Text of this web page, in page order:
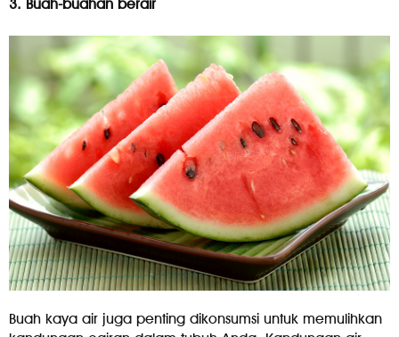
3. Buah-buahan berair
Buah kaya air juga penting dikonsumsi untuk memulihkan